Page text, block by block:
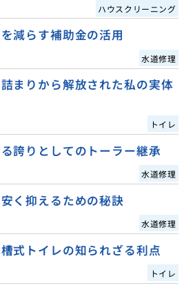
ハウスクリーニング
減らす補助金の活用
水道修理
まりから解放された私の実体
トイレ
誇りとしてのトーラー継承
水道修理
く抑えるための秘訣
水道修理
式トイレの知られざる利点
トイレ